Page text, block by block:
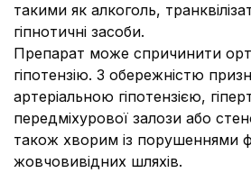
такими як алкоголь,
гіпнотичні засоби.
Препарат може спричинити
гіпотензію. З обережністю
артеріальною гіпотензією,
передміхурової залози або
також хворим із порушеннями
жовчовивідних шляхів.